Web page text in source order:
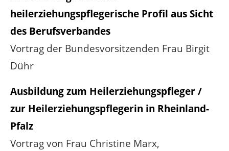
heilerziehungspflegerische Profil aus Sicht
des Berufsverbandes
Vortrag der Bundesvorsitzenden Frau Birgit
Dühr
Ausbildung zum Heilerziehungspfleger /
zur Heilerziehungspflegerin in Rheinland-
Pfalz
Vortrag von Frau Christine Marx,